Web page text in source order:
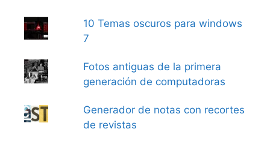
10 Temas oscuros para windows
7
Fotos antiguas de la primera
generación de computadoras
Generador de notas con recortes
de revistas